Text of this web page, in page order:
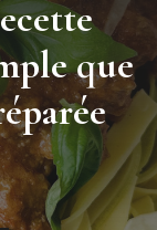
que